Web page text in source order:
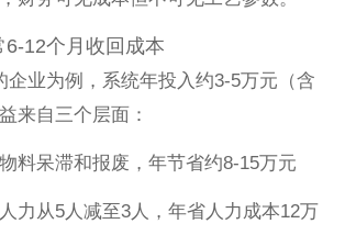
12个月收回成本
企业为例，系统年投入约3-5万元（含
来自三个层面：
料呆滞和报废，年节省约8-15万元
力从5人减至3人，年省人力成本12万